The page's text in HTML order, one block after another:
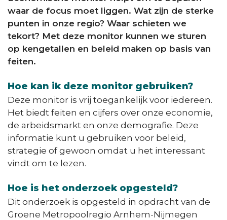
waar de focus moet liggen. Wat zijn de sterke
punten in onze regio? Waar schieten we
tekort? Met deze monitor kunnen we sturen
op kengetallen en beleid maken op basis van
feiten.
Hoe kan ik deze monitor gebruiken?
Deze monitor is vrij toegankelijk voor iedereen.
Het biedt feiten en cijfers over onze economie,
de arbeidsmarkt en onze demografie. Deze
informatie kunt u gebruiken voor beleid,
strategie of gewoon omdat u het interessant
vindt om te lezen.
Hoe is het onderzoek opgesteld?
Dit onderzoek is opgesteld in opdracht van de
Groene Metropoolregio Arnhem-Nijmegen